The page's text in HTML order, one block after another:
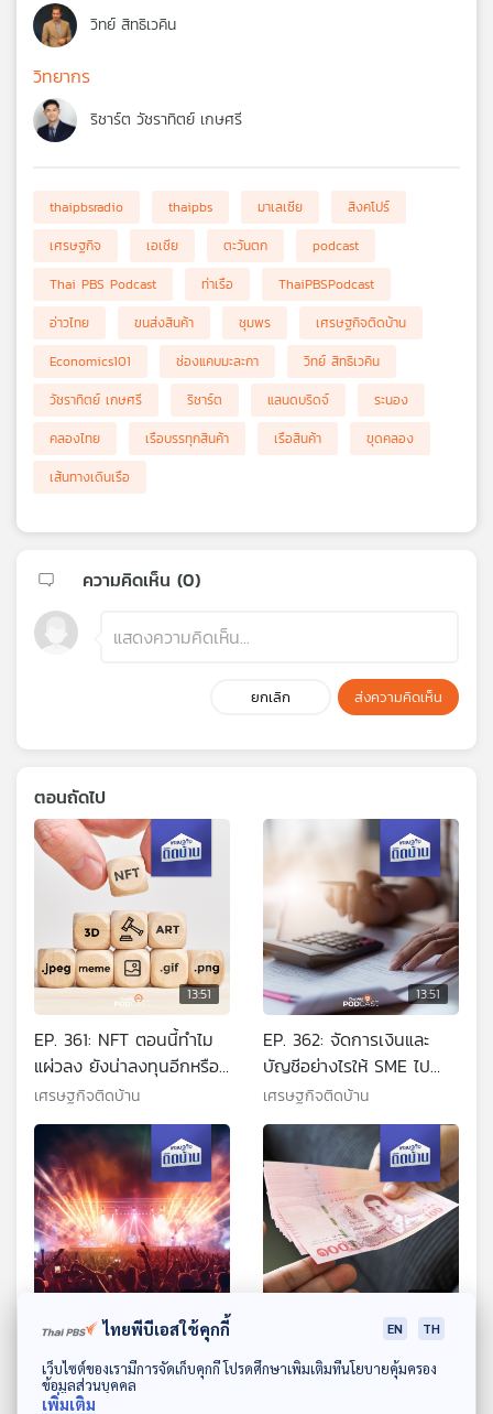
ดาวน์โหลด Thai PBS Podcast Application
วิทย์ สิทธิเวคิน
วิทยากร
ริชาร์ต วัชราทิตย์ เกษศรี
thaipbsradio thaipbs มาเลเซีย
สิงคโปร์
เศรษฐกิจ
เอเชีย ตะวันตก
podcast
Thai PBS Podcast
ท่าเรือ
ThaiPBSPodcast
อ่าวไทย
ขนส่งสินค้า ชุมพร
เศรษฐกิจติดบ้าน
Economics101
ช่องแคบมะละกา
วิทย์ สิทธิเวคิน
วัชราทิตย์ เกษศรี
ริชาร์ต แลนดบริดจ์
ระนอง
คลองไทย
เรือบรรทุกสินค้า เรือสินค้า
ขุดคลอง
เส้นทางเดินเรือ
ความคิดเห็น (0)
ยกเลิก ส่งความคิดเห็น
ตอนถัดไป
13:51
EP. 361: NFT ตอนนี้ทำไม
แผ่วลง ยังน่าลงทุนอีกหรือ
ไม่
เศรษฐกิจติดบ้าน
13:51
EP. 362: จัดการเงินและ
บัญชีอย่างไรให้ SME ไป
รอด
เศรษฐกิจติดบ้าน
13:51
EP. 363: อนาคต
อุตสาหกรรมคอนเสิร์ตใน
ประเทศไทย
เศรษฐกิจติดบ้าน
13:51
EP. 364: กู้หนี้นอกระบบ
ทำไมเปิดเงินต้นไม่ได้แต่ต้อง
ไทยพีบีเอสใช้คุกกี้ EN TH
เว็บไซต์ของเรามีการจัดเก็บคุกกี้ โปรดศึกษาเพิ่มเติมที่นโยบายคุ้มครอง
ข้อมูลส่วนบุคคล
เพิ่มเติม